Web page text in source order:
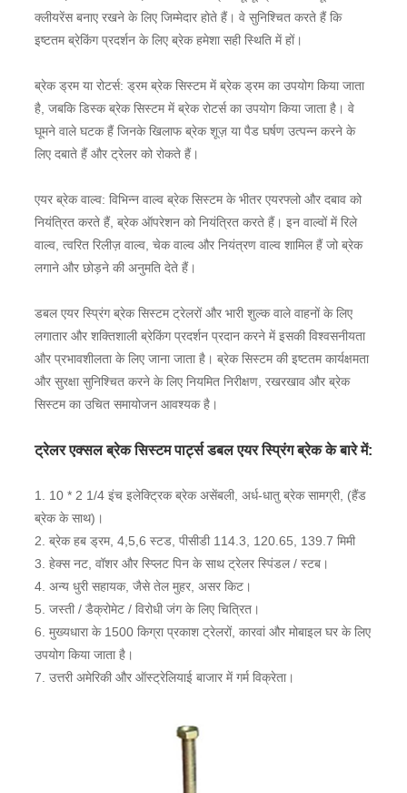
क्लीयरेंस बनाए रखने के लिए जिम्मेदार होते हैं। वे सुनिश्चित करते हैं कि
इष्टतम ब्रेकिंग प्रदर्शन के लिए ब्रेक हमेशा सही स्थिति में हों।
ब्रेक ड्रम या रोटर्स: ड्रम ब्रेक सिस्टम में ब्रेक ड्रम का उपयोग किया जाता
है, जबकि डिस्क ब्रेक सिस्टम में ब्रेक रोटर्स का उपयोग किया जाता है। वे
घूमने वाले घटक हैं जिनके खिलाफ ब्रेक शूज़ या पैड घर्षण उत्पन्न करने के
लिए दबाते हैं और ट्रेलर को रोकते हैं।
एयर ब्रेक वाल्व: विभिन्न वाल्व ब्रेक सिस्टम के भीतर एयरफ्लो और दबाव को
नियंत्रित करते हैं, ब्रेक ऑपरेशन को नियंत्रित करते हैं। इन वाल्वों में रिले
वाल्व, त्वरित रिलीज़ वाल्व, चेक वाल्व और नियंत्रण वाल्व शामिल हैं जो ब्रेक
लगाने और छोड़ने की अनुमति देते हैं।
डबल एयर स्प्रिंग ब्रेक सिस्टम ट्रेलरों और भारी शुल्क वाले वाहनों के लिए
लगातार और शक्तिशाली ब्रेकिंग प्रदर्शन प्रदान करने में इसकी विश्वसनीयता
और प्रभावशीलता के लिए जाना जाता है। ब्रेक सिस्टम की इष्टतम कार्यक्षमता
और सुरक्षा सुनिश्चित करने के लिए नियमित निरीक्षण, रखरखाव और ब्रेक
सिस्टम का उचित समायोजन आवश्यक है।
ट्रेलर एक्सल ब्रेक सिस्टम पार्ट्स डबल एयर स्प्रिंग ब्रेक के बारे में:
1. 10 * 2 1/4 इंच इलेक्ट्रिक ब्रेक असेंबली, अर्ध-धातु ब्रेक सामग्री, (हैंड
ब्रेक के साथ)।
2. ब्रेक हब ड्रम, 4,5,6 स्टड, पीसीडी 114.3, 120.65, 139.7 मिमी
3. हेक्स नट, वॉशर और स्प्लिट पिन के साथ ट्रेलर स्पिंडल / स्टब।
4. अन्य धुरी सहायक, जैसे तेल मुहर, असर किट।
5. जस्ती / डैक्रोमेट / विरोधी जंग के लिए चित्रित।
6. मुख्यधारा के 1500 किग्रा प्रकाश ट्रेलरों, कारवां और मोबाइल घर के लिए
उपयोग किया जाता है।
7. उत्तरी अमेरिकी और ऑस्ट्रेलियाई बाजार में गर्म विक्रेता।